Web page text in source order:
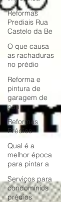
Reformas
Prediais Rua
Castelo da Be
O que causa
as rachaduras
no prédio
Reforma e
pintura de
garagem de
con
Reformas
Prédios
Qual é a
melhor época
para pintar a
Serviços para
condomínios
prédios